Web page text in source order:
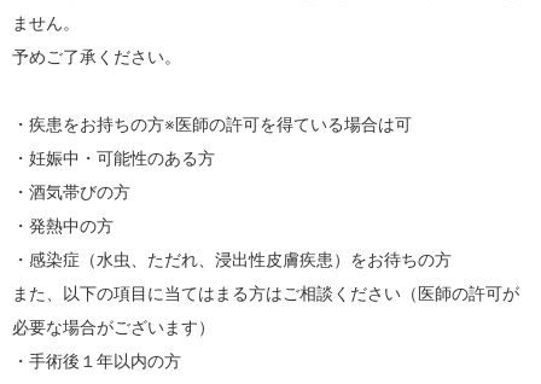
ません。
予めご了承ください。
・疾患をお持ちの方※医師の許可を得ている場合は可
・妊娠中・可能性のある方
・酒気帯びの方
・発熱中の方
・感染症（水虫、ただれ、浸出性皮膚疾患）をお待ちの方
また、以下の項目に当てはまる方はご相談ください（医師の許可が
必要な場合がございます）
・手術後１年以内の方